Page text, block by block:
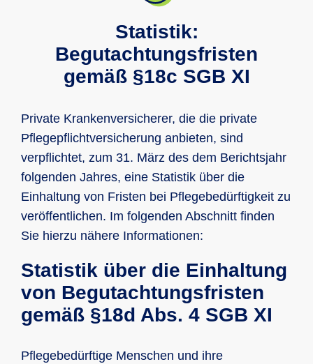
Statistik:
Begutachtungsfristen
gemäß §18c SGB XI
Private Krankenversicherer, die die private
Pflegepflichtversicherung anbieten, sind
verpflichtet, zum 31. März des dem Berichtsjahr
folgenden Jahres, eine Statistik über die
Einhaltung von Fristen bei Pflegebedürftigkeit zu
veröffentlichen. Im folgenden Abschnitt finden
Sie hierzu nähere Informationen:
Statistik über die Einhaltung
von Begutachtungsfristen
gemäß §18d Abs. 4 SGB XI
Pflegebedürftige Menschen und ihre